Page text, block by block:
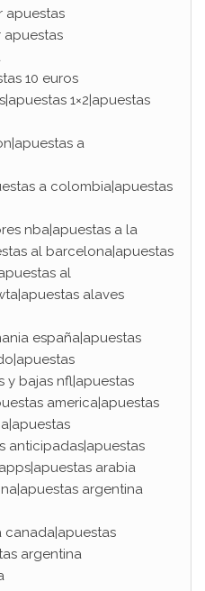
apuestas
apuestas
10 euros
1×2|apuestas
a
a colombia|apuestas
nba|apuestas a la
al barcelona|apuestas
al
alaves
españa|apuestas
y bajas nfl|apuestas
america|apuestas
anticipadas|apuestas
arabia
argentina
canada|apuestas
argentina